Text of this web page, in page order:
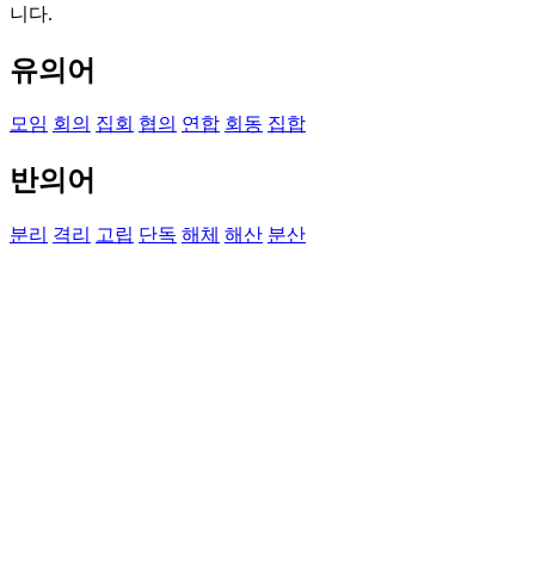
니다.
유의어
모임 회의 집회 협의 연합 회동 집합
반의어
분리 격리 고립 단독 해체 해산 분산